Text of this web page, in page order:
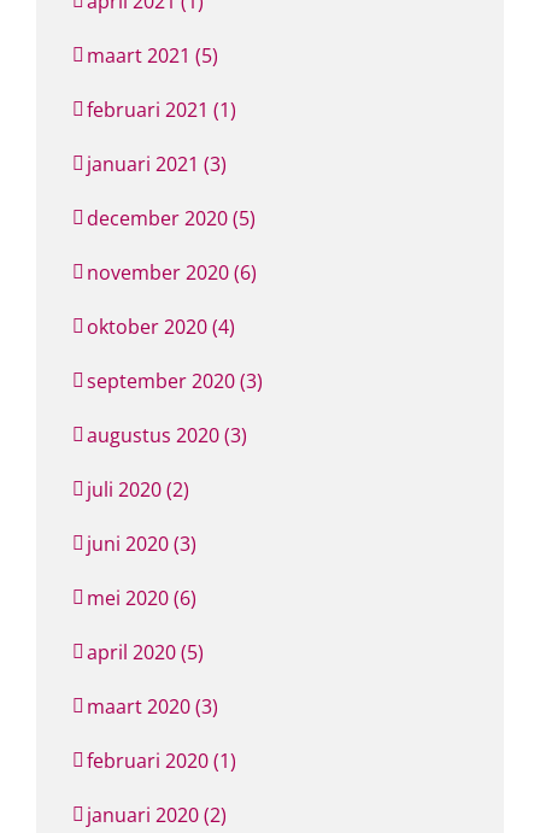
maart 2021 (5)
februari 2021 (1)
januari 2021 (3)
december 2020 (5)
november 2020 (6)
oktober 2020 (4)
september 2020 (3)
augustus 2020 (3)
juli 2020 (2)
juni 2020 (3)
mei 2020 (6)
april 2020 (5)
maart 2020 (3)
februari 2020 (1)
januari 2020 (2)